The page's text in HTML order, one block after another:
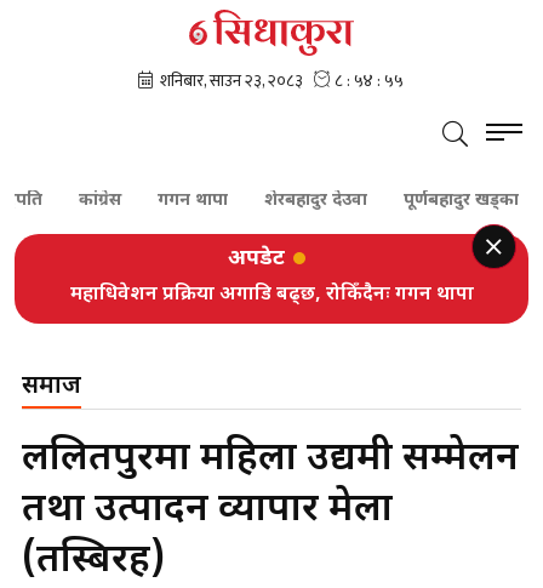
गगन थापा शेरबहादुर देउवा पूर्णबहादुर खड्का शेखर कोइराला
अपडेट
महाधिवेशन प्रक्रिया अगाडि बढ्छ, रोकिँदैनः गगन थापा
सात दलले घोषणा गरे अग्रगामी मोर्चा
समाज
ललितपुरमा महिला उद्यमी सम्मेलन
तथा उत्पादन व्यापार मेला
(तस्बिरहरु)